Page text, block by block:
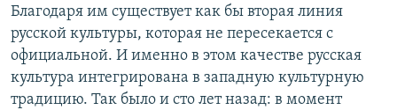
Благодаря им существует как бы вторая линия
русской культуры, которая не пересекается с
официальной. И именно в этом качестве русская
культура интегрирована в западную культурную
традицию. Так было и сто лет назад: в момент